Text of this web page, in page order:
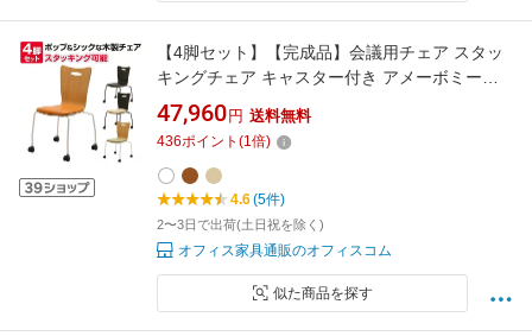
【4脚セット】【完成品】会議用チェア スタッ
キングチェア キャスター付き アメーボミーテ
ィングチェア 椅子 イス 会議室会議椅子 会議用
椅子 オフィス オフィスチェア スタッキング チ
ェアー会議 会議用いす カフェ 木製椅子 木製チ
ェア 休憩
47,960 円 送料無料
436ポイント (1倍)
4.6(5件)
2〜3日で出荷(土日祝を除く)
オフィス家具通販のオフィスコム
似た商品を探す